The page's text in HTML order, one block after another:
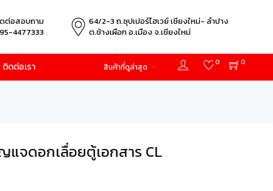
ต่อสอบถาม
4477333
64/2-3 ถ.ซุปเปอร์ไฮเวย์ เชียงใหม่- ลำปาง
ต.ช้างเผือก อ.เมือง จ.เชียงใหม่
ติดต่อเรา 0
0
สินค้าที่ดูล่าสุด
แจดอกเลื่อยตู้เอกสาร CL